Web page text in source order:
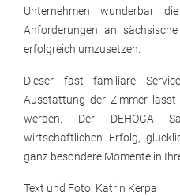
Unternehmen wunderbar
Anforderungen an
erfolgreich umzusetzen.
Dieser fast familiäre
Ausstattung der Zimmer
werden. Der DEHOGA
wirtschaftlichen Erfolg,
ganz besondere Momente in
Text und Foto: Katrin Kerpa